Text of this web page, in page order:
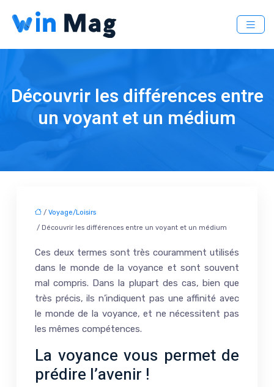
Découvrir les différences entre
un voyant et un médium
/ Voyage/Loisirs
/ Découvrir les différences entre un voyant et un médium
Ces deux termes sont très couramment utilisés
dans le monde de la voyance et sont souvent
mal compris. Dans la plupart des cas, bien que
très précis, ils n’indiquent pas une affinité avec
le monde de la voyance, et ne nécessitent pas
les mêmes compétences.
La voyance vous permet de
prédire l’avenir !